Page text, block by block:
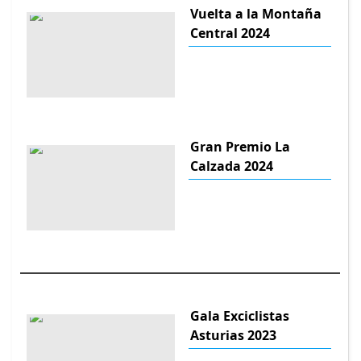
Vuelta a la Montaña
Central 2024
Gran Premio La
Calzada 2024
Gala Exciclistas
Asturias 2023